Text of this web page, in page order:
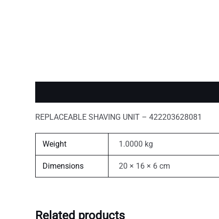
REPLACEABLE SHAVING UNIT – 422203628081
Weight 1.0000 kg
Dimensions 20 × 16 × 6 cm
Related products